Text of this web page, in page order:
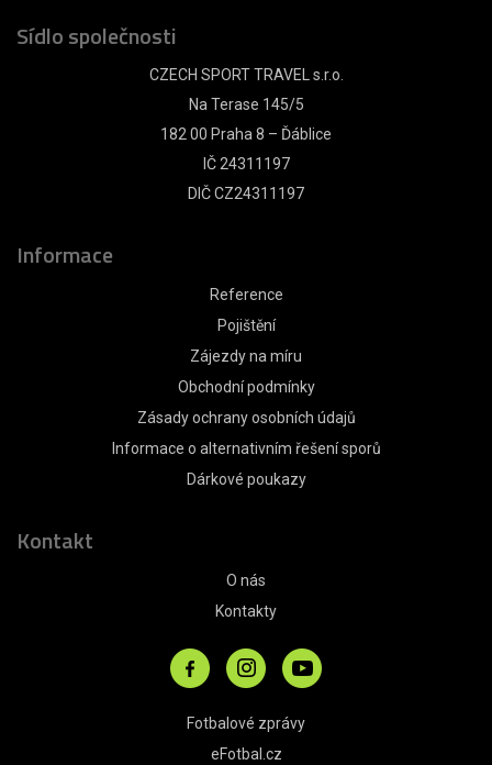
Sídlo společnosti
CZECH SPORT TRAVEL s.r.o.
Na Terase 145/5
182 00 Praha 8 – Ďáblice
IČ 24311197
DIČ CZ24311197
Informace
Reference
Pojištění
Zájezdy na míru
Obchodní podmínky
Zásady ochrany osobních údajů
Informace o alternativním řešení sporů
Dárkové poukazy
Kontakt
O nás
Kontakty
Fotbalové zprávy
eFotbal.cz